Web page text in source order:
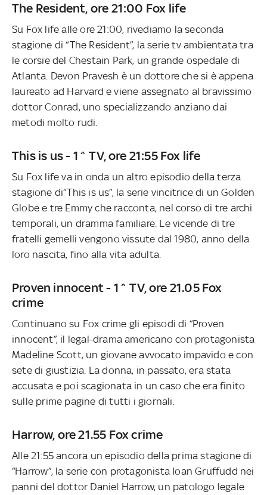
The Resident, ore 21:00 Fox life
Su Fox life alle ore 21:00, rivediamo la seconda
stagione di “The Resident”, la serie tv ambientata tra
le corsie del Chestain Park, un grande ospedale di
Atlanta. Devon Pravesh è un dottore che si è appena
laureato ad Harvard e viene assegnato al bravissimo
dottor Conrad, uno specializzando anziano dai
metodi molto rudi.
This is us - 1^ TV, ore 21:55 Fox life
Su Fox life va in onda un altro episodio della terza
stagione di“This is us”, la serie vincitrice di un Golden
Globe e tre Emmy che racconta, nel corso di tre archi
temporali, un dramma familiare. Le vicende di tre
fratelli gemelli vengono vissute dal 1980, anno della
loro nascita, fino alla vita adulta.
Proven innocent - 1^ TV, ore 21.05 Fox
crime
Continuano su Fox crime gli episodi di “Proven
innocent”, il legal-drama americano con protagonista
Madeline Scott, un giovane avvocato impavido e con
sete di giustizia. La donna, in passato, era stata
accusata e poi scagionata in un caso che era finito
sulle prime pagine di tutti i giornali.
Harrow, ore 21.55 Fox crime
Alle 21:55 ancora un episodio della prima stagione di
“Harrow”, la serie con protagonista Ioan Gruffudd nei
panni del dottor Daniel Harrow, un patologo legale